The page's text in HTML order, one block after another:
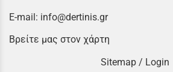
E-mail: info@dertinis.gr
Βρείτε μας στον χάρτη
Sitemap / Login